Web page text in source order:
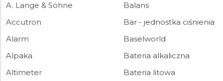
A. Lange & Söhne
Accutron
Alarm
Alpaka
Altimeter
Balans
Bar - jednostka ciśnienia
Baselworld
Bateria alkaliczna
Bateria litowa